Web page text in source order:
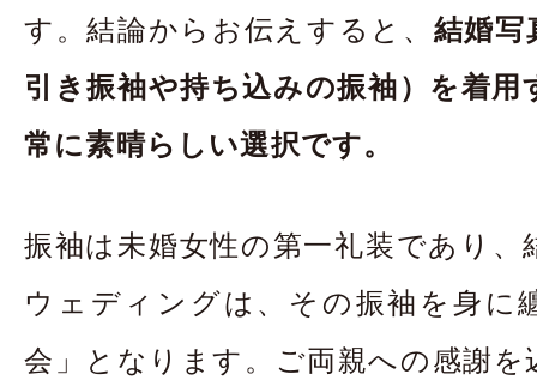
す。結論からお伝えすると、 結婚写
引き振袖や持ち込みの振袖）を着用
常に素晴らしい選択です。
振袖は未婚女性の第一礼装であり、
ウェディングは、その振袖を身に
会」となります。ご両親への感謝を